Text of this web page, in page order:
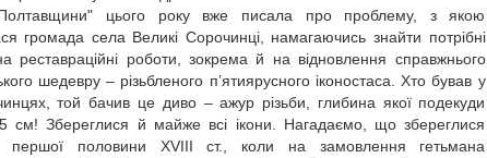
цього року вже писала про проблему, з якою
громада села Великі Сорочинці, намагаючись знайти потрібні
реставраційні роботи, зокрема й на відновлення справжнього
шедевру – різьбленого п’ятиярусного іконостаса. Хто бував у
той бачив це диво – ажур різьби, глибина якої подекуди
см! Збереглися й майже всі ікони. Нагадаємо, що збереглися
першої половини XVIII ст., коли на замовлення гетьмана